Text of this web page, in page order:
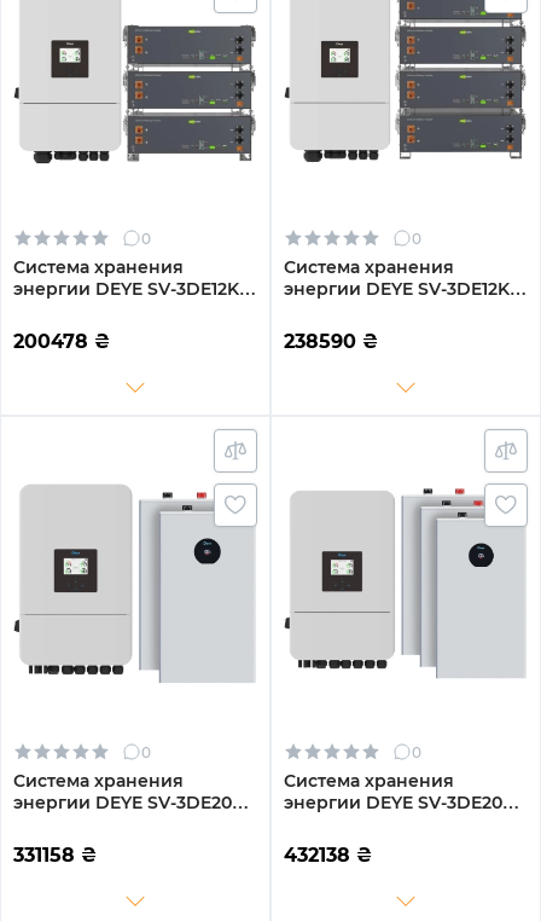
0
Система хранения
энергии DEYE SV-3DE12K2-
3BAT LiFePO4 ≥6000
циклов (SV-3DE12K2-
200478 ₴
0
Система хранения
энергии DEYE SV-3DE12K2-
4BAT LiFePO4 ≥6000
циклов (SV-3DE12K2-
238590 ₴
0
Система хранения
энергии DEYE SV-3DE20K1-
2BAT LiFePO4 ≥6000
циклов (SV-3DE20K1-
331158 ₴
0
Система хранения
энергии DEYE SV-3DE20K1-
3BAT LiFePO4 ≥6000
циклов (SV-3DE20K1-
432138 ₴